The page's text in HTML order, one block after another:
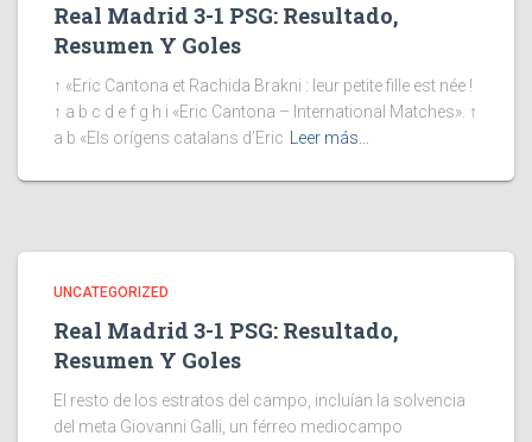
Real Madrid 3-1 PSG: Resultado,
Resumen Y Goles
↑ «Eric Cantona et Rachida Brakni : leur petite fille est née !
↑ a b c d e f g h i «Eric Cantona – International Matches». ↑
a b «Els orígens catalans d’Eric
Leer más…
UNCATEGORIZED
Real Madrid 3-1 PSG: Resultado,
Resumen Y Goles
El resto de los estratos del campo, incluían la solvencia
del meta Giovanni Galli, un férreo mediocampo